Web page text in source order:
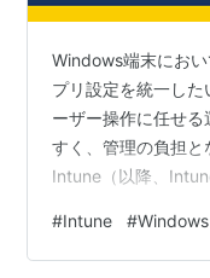
Windows端末にお
プリ設定を統一し
ーザー操作に任せ
すく、管理の負担
Intune（以降、
について解説します
終わりに XMLファ
#Intune #Windows